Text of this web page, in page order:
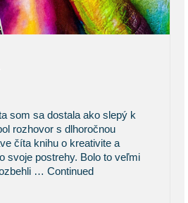
som sa dostala ako slepý k
rozhovor s dlhoročnou
číta knihu o kreativite a
svoje postrehy. Bolo to veľmi
… Continued